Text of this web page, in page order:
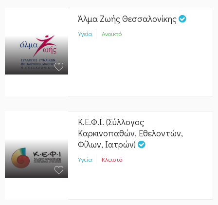
Άλμα Ζωής Θεσσαλονίκης
Υγεία Ανοικτό
Κ.Ε.Φ.Ι. (Σύλλογος
Καρκινοπαθών, Εθελοντών,
Φίλων, Ιατρών)
Υγεία Κλειστό